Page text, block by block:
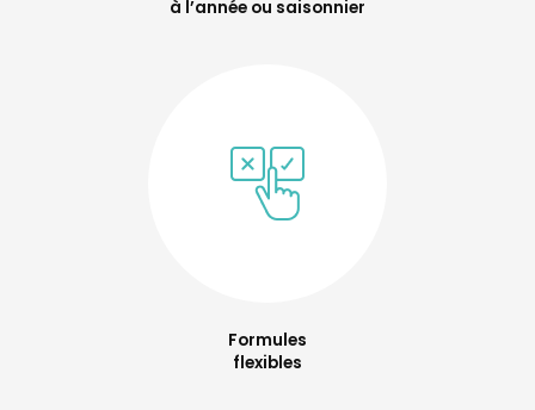
à l’année ou saisonnier
Formules
flexibles